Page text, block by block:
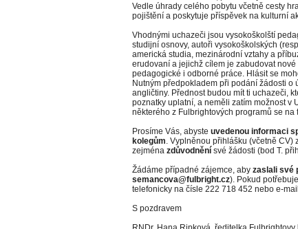
Vedle úhrady celého pobytu včetně cesty
pojištění a poskytuje příspěvek na kulturní
Vhodnými uchazeči jsou vysokoškolští
studijní osnovy, autoři vysokoškolských
americká studia, mezinárodní vztahy a
erudovaní a jejichž cílem je zabudovat
pedagogické i odborné práce. Hlásit se
Nutným předpokladem při podání žádosti o
angličtiny. Přednost budou mít ti uchazeči,
poznatky uplatní, a neměli zatím možnost v
některého z Fulbrightových programů se na
Prosíme Vás, abyste uvedenou informaci
kolegům. Vyplněnou přihlášku (včetně CV)
zejména zdůvodnění své žádosti (bod T.
Žádáme případné zájemce, aby zaslali své
semancova@fulbright.cz). Pokud
telefonicky na čísle 222 718 452 nebo e-
S pozdravem